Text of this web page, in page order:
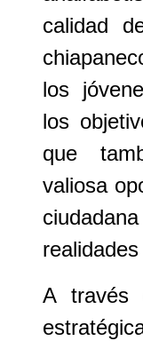
calidad
los
los
que
valiosa
A través